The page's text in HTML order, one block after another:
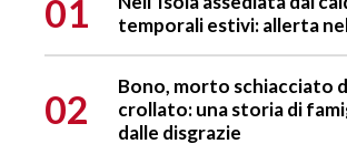
01
temporali estivi: allerta
02
Bono, morto schiacciato
crollato: una storia di
dalle disgrazie